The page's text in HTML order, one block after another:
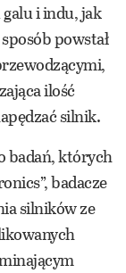
i indu, jak
powstał
ilość
silnik.
badań, których
badacze
silników ze